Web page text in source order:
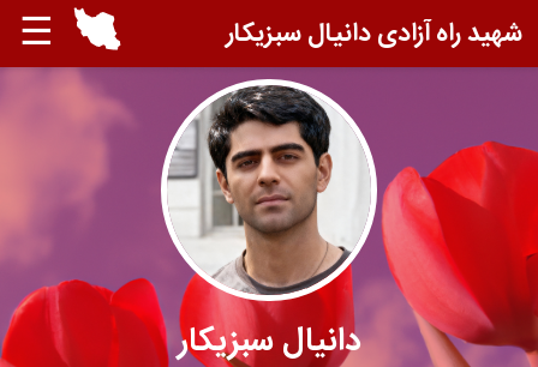
☰ شهید راه آزادی دانیال سبزیکار
دانیال سبزیکار